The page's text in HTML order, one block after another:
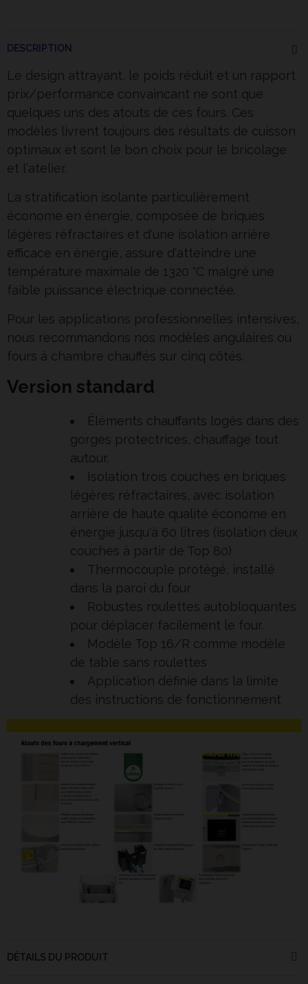
DESCRIPTION
Le design attrayant, le poids réduit et un rapport
prix/performance convaincant ne sont que
quelques uns des atouts de ces fours. Ces
modèles livrent toujours des résultats de cuisson
optimaux et sont le bon choix pour le bricolage
et l‘atelier.
La stratification isolante particulièrement
économe en énergie, composée de briques
légères réfractaires et d'une isolation arrière
efficace en énergie, assure d'atteindre une
température maximale de 1320 °C malgré une
faible puissance électrique connectée.
Pour les applications professionnelles intensives,
nous recommandons nos modèles angulaires ou
fours à chambre chauffés sur cinq côtés.
Version standard
Éléments chauffants logés dans des
gorges protectrices, chauffage tout
autour.
Isolation trois couches en briques
légères réfractaires, avec isolation
arrière de haute qualité économe en
énergie jusqu‘à 60 litres (isolation deux
couches à partir de Top 80)
Thermocouple protégé, installé
dans la paroi du four
Robustes roulettes autobloquantes
pour déplacer facilement le four.
Modèle Top 16/R comme modèle
de table sans roulettes
Application définie dans la limite
des instructions de fonctionnement
DÉTAILS DU PRODUIT